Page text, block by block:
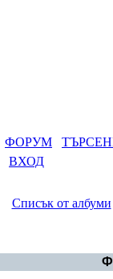
ФОРУМ
ВХОД
Списък от албуми